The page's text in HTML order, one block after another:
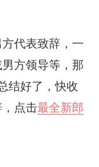
代表致辞，一
方领导等，那
结好了，快收
点击最全新郎